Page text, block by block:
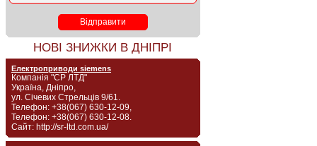
НОВІ ЗНИЖКИ В ДНІПРІ
Електроприводи siemens
Компанія "СР ЛТД"
Україна, Дніпро,
ул. Січевих Стрельців 9/61.
Телефон: +38(067) 630-12-09,
Телефон: +38(067) 630-12-08.
Сайт: http://sr-ltd.com.ua/